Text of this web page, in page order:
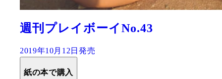
週刊プレイボーイNo.43
2019年10月12日発売
紙の本で購入